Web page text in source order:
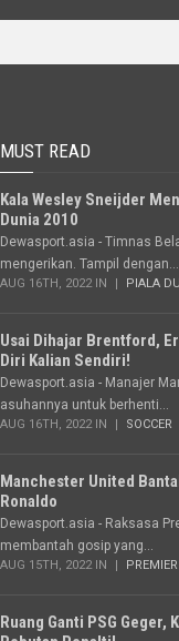
MUST READ
Kala Wesley Sneijder
Dunia 2010
Dewasport.asia - Timnas
mengerikan. Tampil dengan...
AUG 16TH, 2022 IN PIALA
Usai Dihajar Brentford,
Diri Kalian Sendiri!
Dewasport.asia - Manajer
asuhannya untuk berhenti...
AUG 16TH, 2022 IN SOCCER
Manchester United
Ronaldo
Dewasport.asia - Raksasa
membantah gosip yang...
AUG 15TH, 2022 IN
Ruang Ganti PSG Geger,